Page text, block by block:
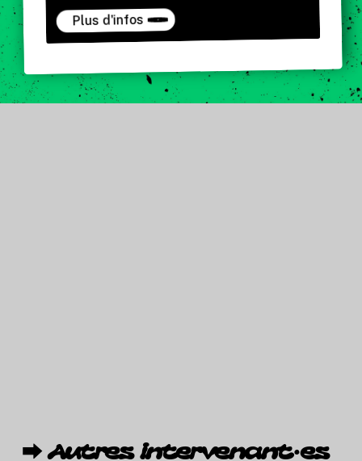
Plus d'infos
⮕ Autres intervenant·es